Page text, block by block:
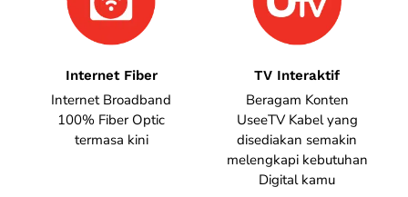
Internet Fiber
Internet Broadband
100% Fiber Optic
termasa kini
TV Interaktif
Beragam Konten
UseeTV Kabel yang
disediakan semakin
melengkapi kebutuhan
Digital kamu